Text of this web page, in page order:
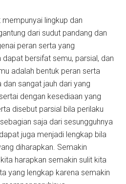
lingkup dan
dari sudut pandang dan
peran serta yang
bersifat semu, parsial, dan
adalah bentuk peran serta
sangat jauh dari yang
dengan kesediaan yang
disebut parsial bila perilaku
saja dari sesungguhnya
juga menjadi lengkap bila
diharapkan. Semakin
harapkan semakin sulit kita
yang lengkap karena semakin